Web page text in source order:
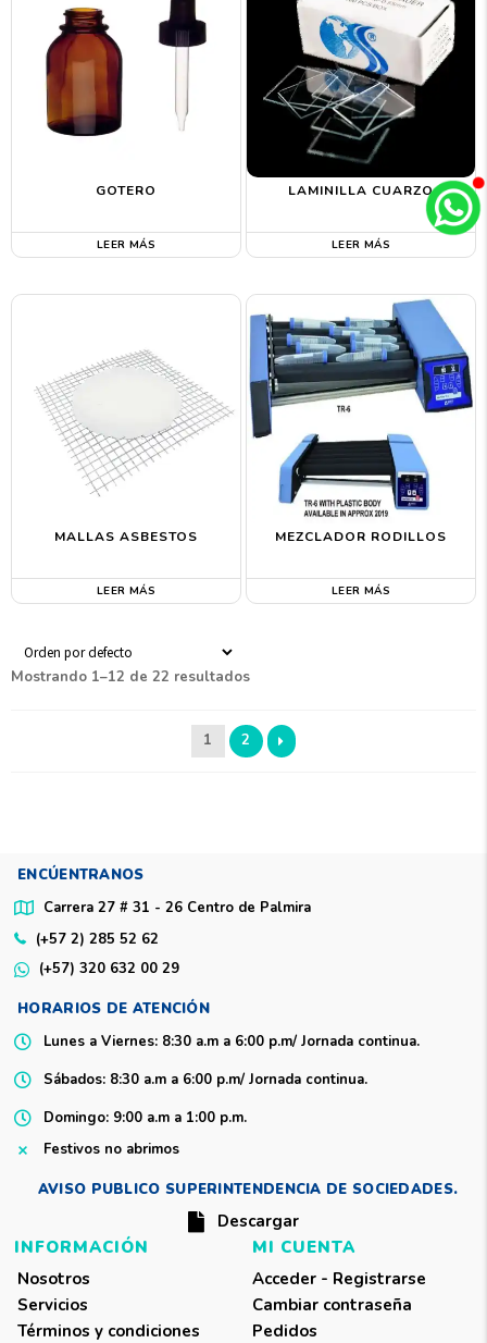
GOTERO
LEER MÁS
LAMINILLA CUARZO
LEER MÁS
MALLAS ASBESTOS
LEER MÁS
MEZCLADOR RODILLOS
LEER MÁS
Mostrando 1–12 de 22 resultados
1 2
ENCÚENTRANOS
Carrera 27 # 31 - 26 Centro de Palmira
(+57 2) 285 52 62
(+57) 320 632 00 29
HORARIOS DE ATENCIÓN
Lunes a Viernes: 8:30 a.m a 6:00 p.m/ Jornada continua.
Sábados: 8:30 a.m a 6:00 p.m/ Jornada continua.
Domingo: 9:00 a.m a 1:00 p.m.
Festivos no abrimos
AVISO PUBLICO SUPERINTENDENCIA DE SOCIEDADES.
Descargar
INFORMACIÓN
Nosotros
Servicios
Términos y condiciones
MI CUENTA
Acceder - Registrarse
Cambiar contraseña
Pedidos